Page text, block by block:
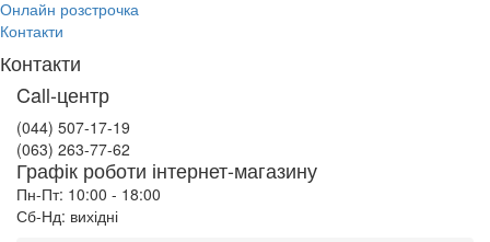
Онлайн розстрочка
Контакти
Контакти
Call-центр
(044) 507-17-19
(063) 263-77-62
Графік роботи інтернет-магазину
Пн-Пт: 10:00 - 18:00
Сб-Нд: вихідні